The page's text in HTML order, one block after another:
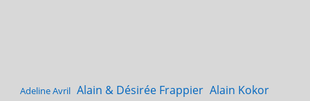
Adeline Avril Alain & Désirée Frappier Alain Kokor